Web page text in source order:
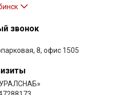
звонок
8, офис 1505